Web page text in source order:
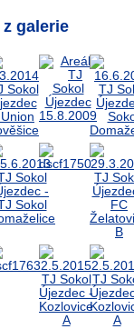
galerie